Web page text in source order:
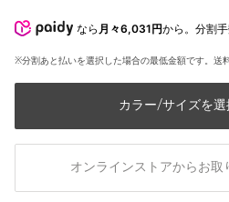
なら 月々6,031円から。分割
※分割あと払いを選択した場合の最低金額です。送
カラー/サイズを選
オンラインストアからお取